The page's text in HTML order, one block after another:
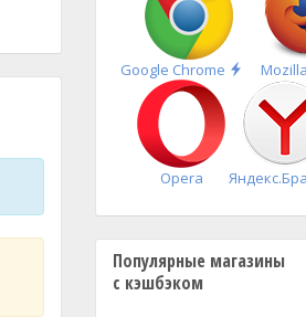
Google Chrome
Быстрая
Opera
Популярные магазины
с кэшбэком